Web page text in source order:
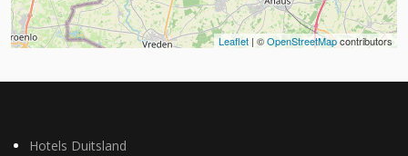
Leaflet | ©OpenStreetMapcontributors
Hotels Duitsland